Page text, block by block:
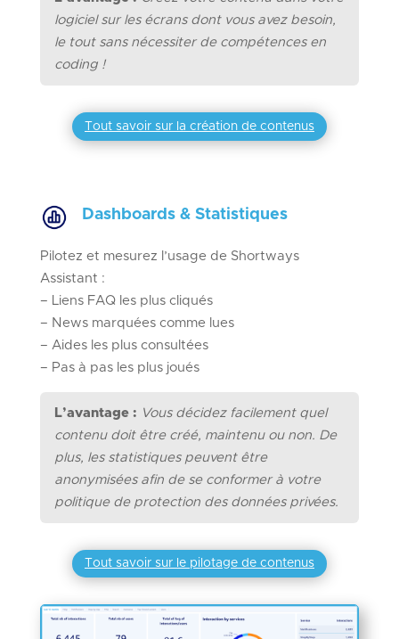
logiciel sur les écrans dont vous avez besoin,
le tout sans nécessiter de compétences en
coding !
Tout savoir sur la création de contenus
Dashboards & Statistiques
Pilotez et mesurez l’usage de Shortways
Assistant :
– Liens FAQ les plus cliqués
– News marquées comme lues
– Aides les plus consultées
– Pas à pas les plus joués
L’avantage : Vous décidez facilement quel
contenu doit être créé, maintenu ou non. De
plus, les statistiques peuvent être
anonymisées afin de se conformer à votre
politique de protection des données privées.
Tout savoir sur le pilotage de contenus